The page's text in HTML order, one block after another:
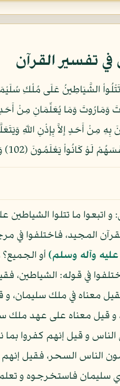
في تفسير القرآن
تَتْلُواْ الشَّيَاطِينُ عَلَى مُلْكِ
وَمَارُوتَ وَمَا يُعَلِّمَانِ مِنْ
مِنْ أَحَدٍ إِلاَّ بِإِذْنِ اللّهِ
وَلَوْ أَنَّهُمْ آمَنُواْ واتَّقَوْا لَمَثُوبَةٌ مِّنْ عِندِ اللَّه خَيْرٌ لَّوْ كَانُواْ يَعْلَمُونَ (103)
و اتبعوا ما تتلوا
المجيد، فاختلفوا في
وآله وسلم) أو
في قوله: الشياطين،
معناه في ملك سليمان،
و قيل معناه على عهد ملك
و قيل إنهم كفروا
الناس السحر، فقيل
فاستخرجوه و